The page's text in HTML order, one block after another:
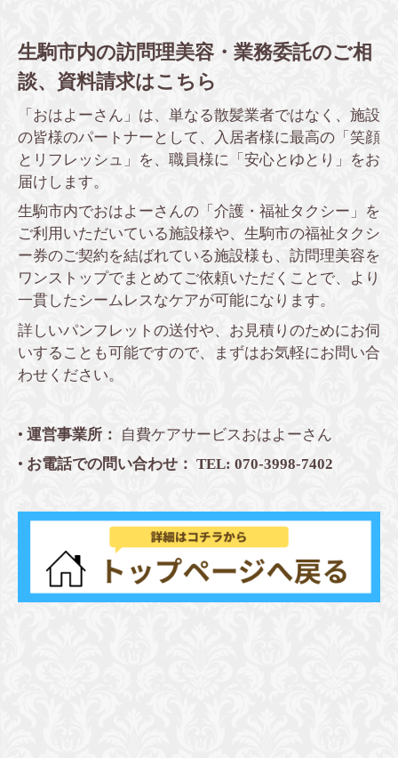
生駒市内の訪問理美容・業務委託のご相
談、資料請求はこちら
「おはよーさん」は、単なる散髪業者ではなく、施設
の皆様のパートナーとして、入居者様に最高の「笑顔
とリフレッシュ」を、職員様に「安心とゆとり」をお
届けします。
生駒市内でおはよーさんの「介護・福祉タクシー」を
ご利用いただいている施設様や、生駒市の福祉タクシ
ー券のご契約を結ばれている施設様も、訪問理美容を
ワンストップでまとめてご依頼いただくことで、より
一貫したシームレスなケアが可能になります。
詳しいパンフレットの送付や、お見積りのためにお伺
いすることも可能ですので、まずはお気軽にお問い合
わせください。
• 運営事業所：
自費ケアサービスおはよーさん
• お電話での問い合わせ： TEL: 070-3998-7402